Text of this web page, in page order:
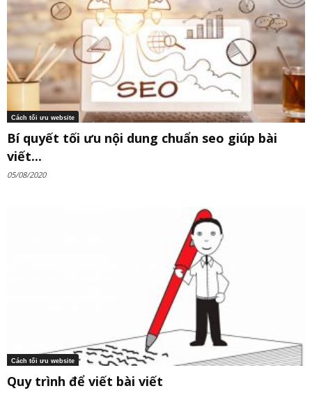
Cách tối ưu website
Bí quyết tối ưu nội dung chuẩn seo giúp bài
viết...
05/08/2020
Cách tối ưu website
Quy trình để viết bài viết